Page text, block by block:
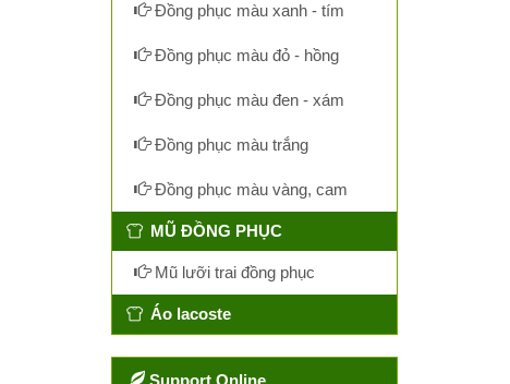
Đồng phục màu xanh - tím
Đồng phục màu đỏ - hồng
Đồng phục màu đen - xám
Đồng phục màu trắng
Đồng phục màu vàng, cam
MŨ ĐỒNG PHỤC
Mũ lưỡi trai đồng phục
Áo lacoste
Support Online